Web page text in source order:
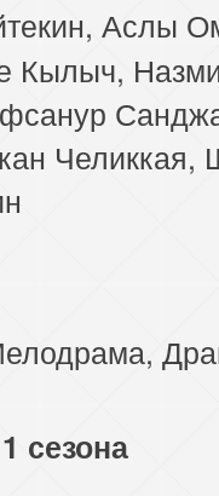
Аслы
Кылыч,
,
сезона